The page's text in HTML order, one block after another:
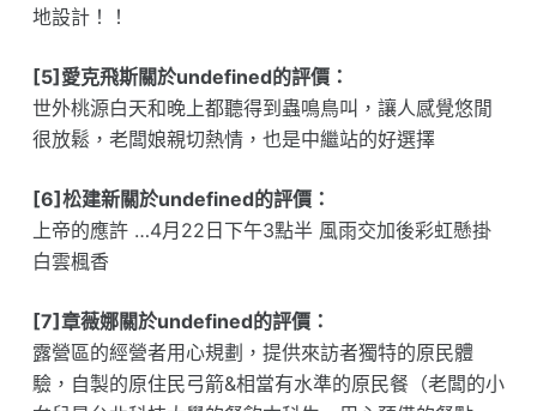
地設計！！
[5]愛克飛斯關於undefined的評價：
世外桃源白天和晚上都聽得到蟲鳴鳥叫，讓人感覺悠閒
很放鬆，老闆娘親切熱情，也是中繼站的好選擇
[6]松建新關於undefined的評價：
上帝的應許 …4月22日下午3點半 風雨交加後彩虹懸掛
白雲楓香
[7]章薇娜關於undefined的評價：
露營區的經營者用心規劃，提供來訪者獨特的原民體
驗，自製的原住民弓箭&相當有水準的原民餐（老闆的小